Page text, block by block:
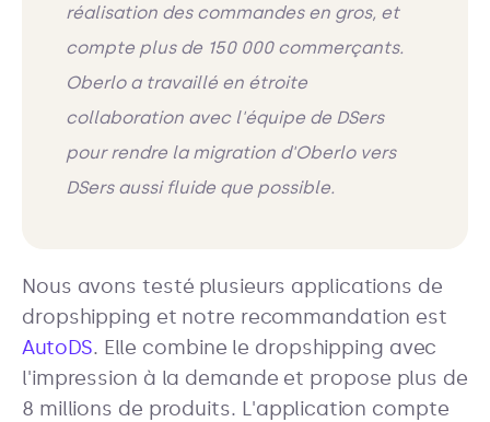
réalisation des commandes en gros, et
compte plus de 150 000 commerçants.
Oberlo a travaillé en étroite
collaboration avec l'équipe de DSers
pour rendre la migration d'Oberlo vers
DSers aussi fluide que possible.
Nous avons testé plusieurs applications de
dropshipping et notre recommandation est
AutoDS. Elle combine le dropshipping avec
l'impression à la demande et propose plus de
8 millions de produits. L'application compte